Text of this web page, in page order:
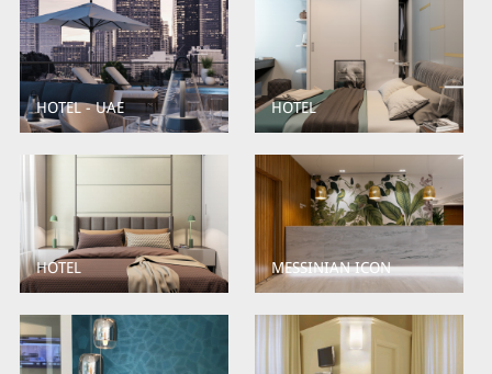
HOTEL - UAE HOTEL
HOTEL MESSINIAN ICON